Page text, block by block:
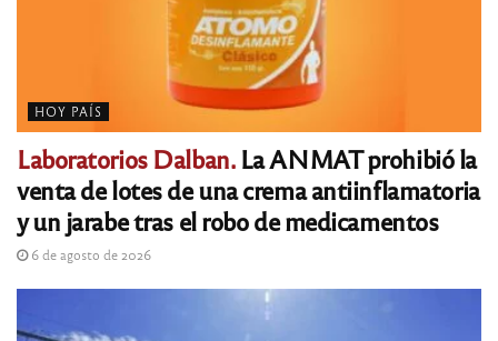
HOY PAÍS
Laboratorios Dalban.La ANMAT prohibió la
venta de lotes de una crema antiinflamatoria
y un jarabe tras el robo de medicamentos
6 de agosto de 2026